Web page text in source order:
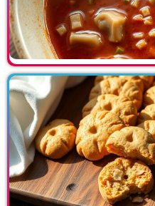
Certificazioni